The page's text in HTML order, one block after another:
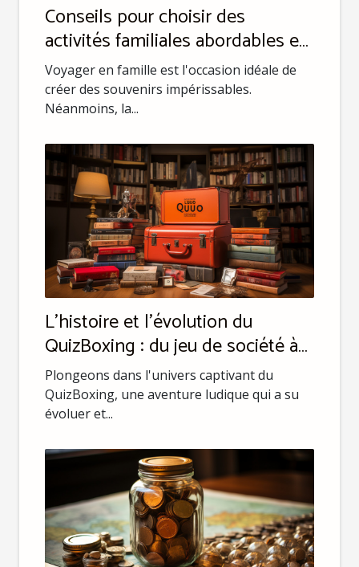
Conseils pour choisir des
activités familiales abordables en
voyage
Voyager en famille est l'occasion idéale de
créer des souvenirs impérissables.
Néanmoins, la...
L'histoire et l'évolution du
QuizBoxing : du jeu de société à
l'arène de défi
Plongeons dans l'univers captivant du
QuizBoxing, une aventure ludique qui a su
évoluer et...